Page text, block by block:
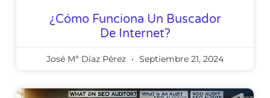
¿Cómo Funciona Un Buscador
De Internet?
José Mª Díaz Pérez Septiembre 21, 2024